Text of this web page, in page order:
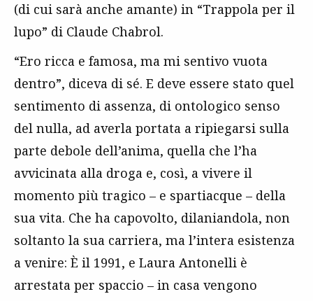
(di cui sarà anche amante) in “Trappola per il
lupo” di Claude Chabrol.
“Ero ricca e famosa, ma mi sentivo vuota
dentro”, diceva di sé. E deve essere stato quel
sentimento di assenza, di ontologico senso
del nulla, ad averla portata a ripiegarsi sulla
parte debole dell’anima, quella che l’ha
avvicinata alla droga e, così, a vivere il
momento più tragico – e spartiacque – della
sua vita. Che ha capovolto, dilaniandola, non
soltanto la sua carriera, ma l’intera esistenza
a venire: È il 1991, e Laura Antonelli è
arrestata per spaccio – in casa vengono